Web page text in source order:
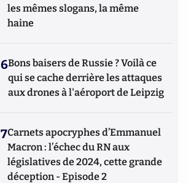
les mêmes slogans, la même
haine
6Bons baisers de Russie ? Voilà ce
qui se cache derrière les attaques
aux drones à l'aéroport de Leipzig
7Carnets apocryphes d’Emmanuel
Macron : l’échec du RN aux
législatives de 2024, cette grande
déception - Episode 2